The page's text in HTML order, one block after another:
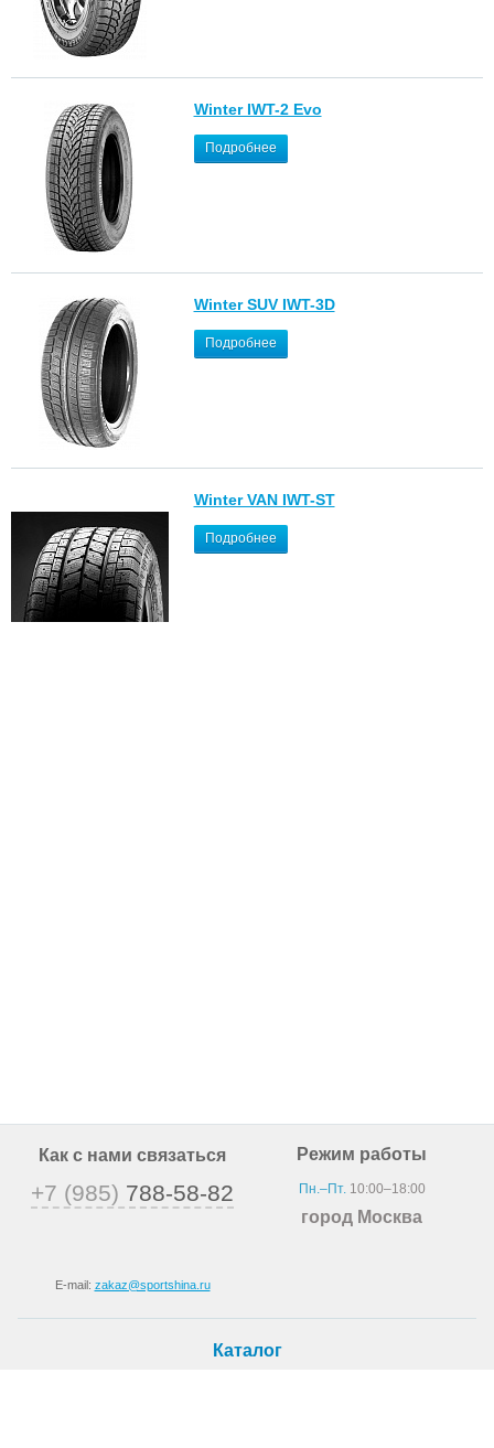
Winter IWT-2 Evo
Подробнее
Winter SUV IWT-3D
Подробнее
Winter VAN IWT-ST
Подробнее
Как с нами связаться
+7 (985) 788-58-82
E-mail: zakaz@sportshina.ru
Режим работы
Пн.–Пт.10:00–18:00
город Москва
Каталог